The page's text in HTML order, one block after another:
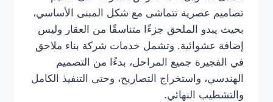
تصاميم عصرية تتماشى مع شكل المبنى الأساسي،
بحيث يبدو الملحق جزءًا متناسقًا من العقار وليس
إضافة عشوائية. وتشمل خدمات شركة بناء ملاحق
في الفجيرة جميع المراحل، بدءًا من التصميم
الهندسي، واستخراج التصاريح، وحتى التنفيذ الكامل
والتشطيب النهائي.